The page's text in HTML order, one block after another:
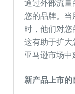
通过外部流
您的品牌。
时，他们对您
这有助于扩
亚马逊市场中
新产品上市的